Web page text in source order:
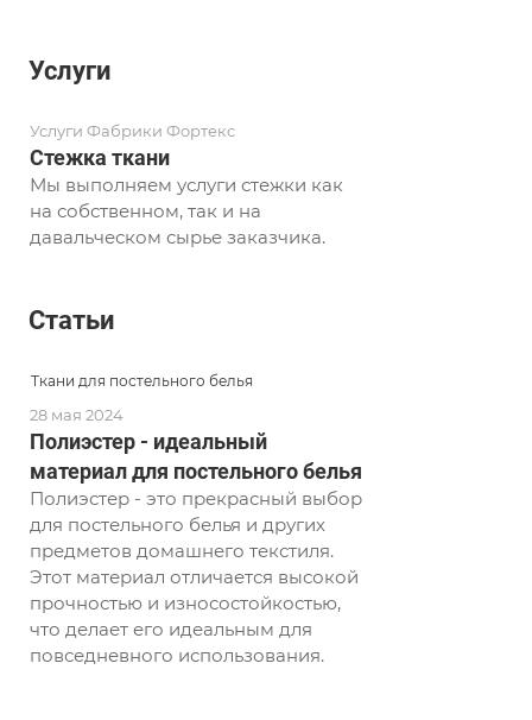
Услуги
Услуги Фабрики Фортекс
Стежка ткани
Мы выполняем услуги стежки как
на собственном, так и на
давальческом сырье заказчика.
Статьи
Ткани для постельного белья
28 мая 2024
Полиэстер - идеальный
материал для постельного белья
Полиэстер - это прекрасный выбор
для постельного белья и других
предметов домашнего текстиля.
Этот материал отличается высокой
прочностью и износостойкостью,
что делает его идеальным для
повседневного использования.